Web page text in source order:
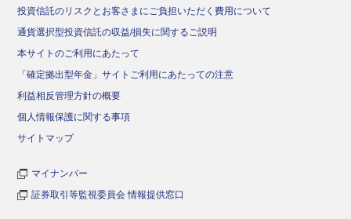
投資信託のリスクとお客さまにご負担いただく費用について
通貨選択型投資信託の収益/損失に関するご説明
本サイトのご利用にあたって
「確定拠出型年金」サイトご利用にあたっての注意
利益相反管理方針の概要
個人情報保護に関する事項
サイトマップ
マイナンバー
証券取引等監視委員会 情報提供窓口